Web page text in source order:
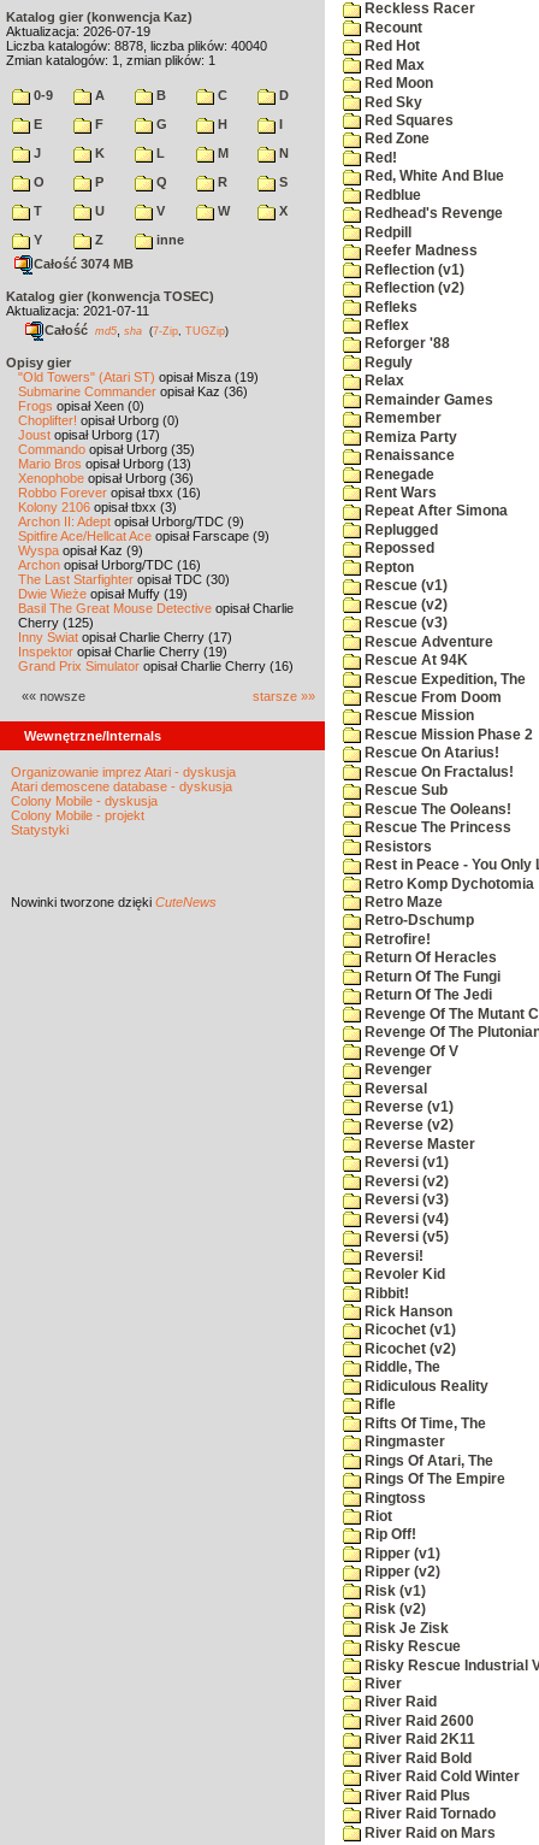
Katalog gier (konwencja Kaz)
Aktualizacja: 2026-07-19
Liczba katalogów: 8878, liczba plików: 40040
Zmian katalogów: 1, zmian plików: 1
0-9 A B C
D
E
F G H
I
J
K L M
N
O
P Q R
S
T
U V W
X
Y
Z
inne
Całość 3074 MB
Katalog gier (konwencja TOSEC)
Aktualizacja: 2021-07-11
Całość md5 sha (7-Zip TUGZip)
Opisy gier
"Old Towers" (Atari ST) opisał Misza (19)
Submarine Commander opisał Kaz (36)
Frogs opisał Xeen (0)
Choplifter! opisał Urborg (0)
Joust opisał Urborg (17)
Commando opisał Urborg (35)
Mario Bros opisał Urborg (13)
Xenophobe opisał Urborg (36)
Robbo Forever opisał tbxx (16)
Kolony 2106 opisał tbxx (3)
Archon II: Adept opisał Urborg/TDC (9)
Spitfire Ace/Hellcat Ace opisał Farscape (9)
Wyspa opisał Kaz (9)
Archon opisał Urborg/TDC (16)
The Last Starfighter opisał TDC (30)
Dwie Wieże opisał Muffy (19)
Basil The Great Mouse Detective opisał Charlie
Cherry (125)
Inny Świat opisał Charlie Cherry (17)
Inspektor opisał Charlie Cherry (19)
Grand Prix Simulator opisał Charlie Cherry (16)
«« nowsze starsze »»
Wewnętrzne/Internals
Organizowanie imprez Atari - dyskusja
Atari demoscene database - dyskusja
Colony Mobile - dyskusja
Colony Mobile - projekt
Statystyki
Nowinki tworzone dzięki CuteNews
Reckless Racer
Recount
Red Hot
Red Max
Red Moon
Red Sky
Red Squares
Red Zone
Red!
Red, White And Blue
Redblue
Redhead's Revenge
Redpill
Reefer Madness
Reflection (v1)
Reflection (v2)
Refleks
Reflex
Reforger '88
Reguly
Relax
Remainder Games
Remember
Remiza Party
Renaissance
Renegade
Rent Wars
Repeat After Simona
Replugged
Repossed
Repton
Rescue (v1)
Rescue (v2)
Rescue (v3)
Rescue Adventure
Rescue At 94K
Rescue Expedition, The
Rescue From Doom
Rescue Mission
Rescue Mission Phase 2
Rescue On Atarius!
Rescue On Fractalus!
Rescue Sub
Rescue The Ooleans!
Rescue The Princess
Resistors
Rest in Peace - You Only
Retro Komp Dychotomia
Retro Maze
Retro-Dschump
Retrofire!
Return Of Heracles
Return Of The Fungi
Return Of The Jedi
Revenge Of The Mutant
Revenge Of The
Revenge Of V
Revenger
Reversal
Reverse (v1)
Reverse (v2)
Reverse Master
Reversi (v1)
Reversi (v2)
Reversi (v3)
Reversi (v4)
Reversi (v5)
Reversi!
Revoler Kid
Ribbit!
Rick Hanson
Ricochet (v1)
Ricochet (v2)
Riddle, The
Ridiculous Reality
Rifle
Rifts Of Time, The
Ringmaster
Rings Of Atari, The
Rings Of The Empire
Ringtoss
Riot
Rip Off!
Ripper (v1)
Ripper (v2)
Risk (v1)
Risk (v2)
Risk Je Zisk
Risky Rescue
Risky Rescue Industrial
River
River Raid
River Raid 2600
River Raid 2K11
River Raid Bold
River Raid Cold Winter
River Raid Plus
River Raid Tornado
River Raid on Mars